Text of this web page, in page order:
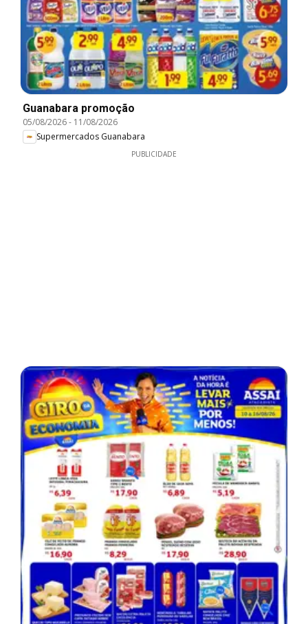
Guanabara promoção
05/08/2026- 11/08/2026
Supermercados Guanabara
PUBLICIDADE